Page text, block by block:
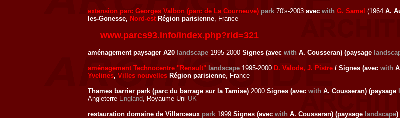
extension parc Georges Valbon (parc de La Courneuve) park 70's-2003 avec with G. Samel (1964 A.
les-Gonesse, Nord-est Région parisienne, France
www.parcs93.info/index.php?rid=321
aménagement paysager A20 landscape 1995-2000 Signes (avec with A. Cousseran) (paysage
aménagement Technocentre "Renault" landscape 1995-2000 D. Valode, J. Pistre / Signes (avec with
Yvelines, Villes nouvelles Région parisienne, France
Thames barrier park (parc du barrage sur la Tamise) 2000 Signes (avec with A. Cousseran) (paysage
Angleterre England, Royaume Uni UK
restauration domaine de Villarceaux park 1999 Signes (avec with A. Cousseran) (paysage landscape)